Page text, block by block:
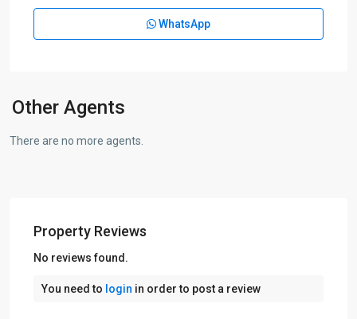
WhatsApp
Other Agents
There are no more agents.
Property Reviews
No reviews found.
You need to login in order to post a review